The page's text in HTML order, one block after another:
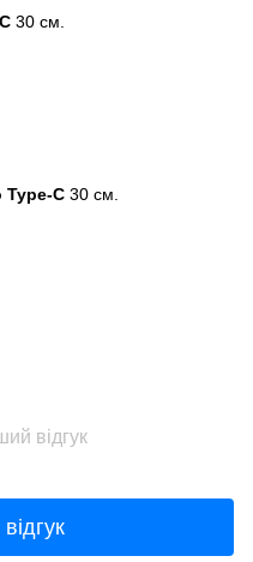
30 см.
Type-C 30 см.
відгук